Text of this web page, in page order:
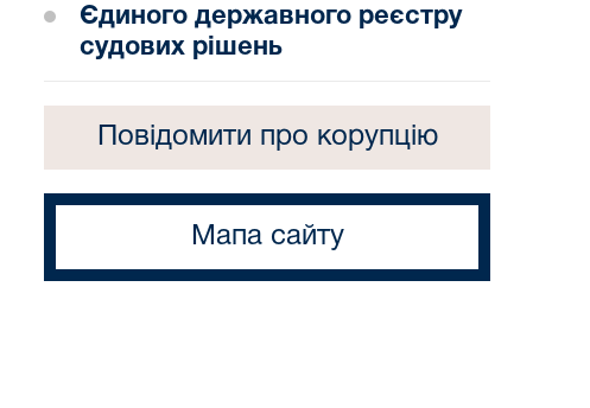
Єдиного державного реєстру
судових рішень
Повідомити про корупцію
Мапа сайту